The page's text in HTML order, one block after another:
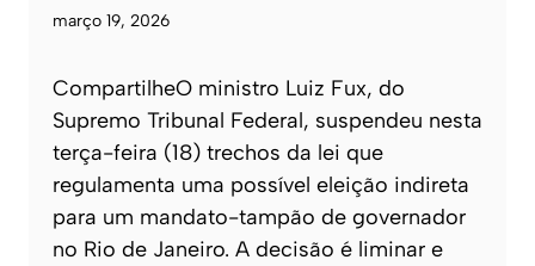
março 19, 2026
CompartilheO ministro Luiz Fux, do
Supremo Tribunal Federal, suspendeu nesta
terça-feira (18) trechos da lei que
regulamenta uma possível eleição indireta
para um mandato-tampão de governador
no Rio de Janeiro. A decisão é liminar e